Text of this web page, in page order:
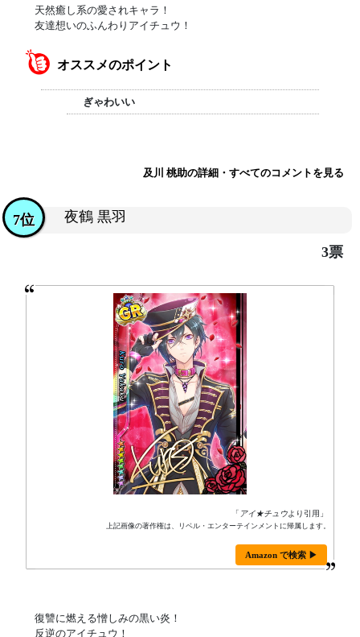
天然癒し系の愛されキャラ！
友達想いのふんわりアイチュウ！
オススメのポイント
ぎゃわいい
及川 桃助の詳細・すべてのコメントを見る
夜鶴 黒羽
7位
3票
「 アイ★チュウより引用」
上記画像の著作権は、リベル・エンターテインメントに帰属します。
Amazon で検索 ▶
復讐に燃える憎しみの黒い炎！
反逆のアイチュウ！